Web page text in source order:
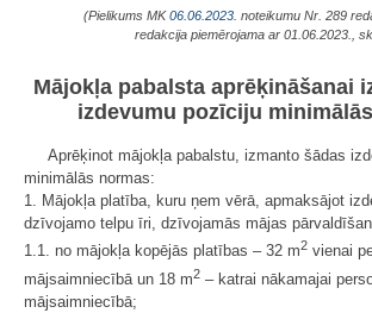
(Pielikums MK06.06.2023. noteikumu Nr. 289
redakcija piemērojama ar 01.06.2023., sk.
Mājokļa pabalsta aprēķināšanai
izdevumu pozīciju
Aprēķinot mājokļa pabalstu, izmanto šādas
minimālās normas:
1. Mājokļa platība, kuru ņem vērā, apmaksājot
dzīvojamo telpu īri, dzīvojamās mājas
1.1. no mājokļa kopējās platības – 32 m2 vienai
mājsaimniecībā un 18 m2 – katrai nākamajai
mājsaimniecībā;